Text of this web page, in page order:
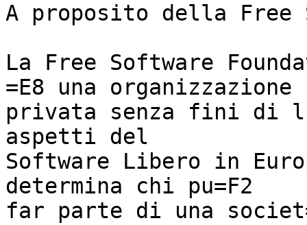
A proposito della Free
La Free Software
=E8 una organizzazione
privata senza fini di
aspetti del
Software Libero in
determina chi pu=F2
far parte di una